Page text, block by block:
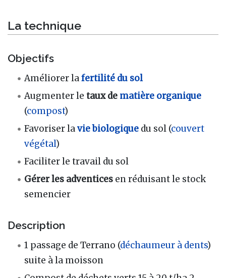
La technique
Objectifs
Améliorer lafertilité du sol
Augmenter letaux de matière organique
(compost)
Favoriser lavie biologique du sol (couvert
végétal)
Faciliter le travail du sol
Gérer les adventices en réduisant le stock
semencier
Description
1 passage de Terrano (déchaumeur à dents)
suite à la moisson